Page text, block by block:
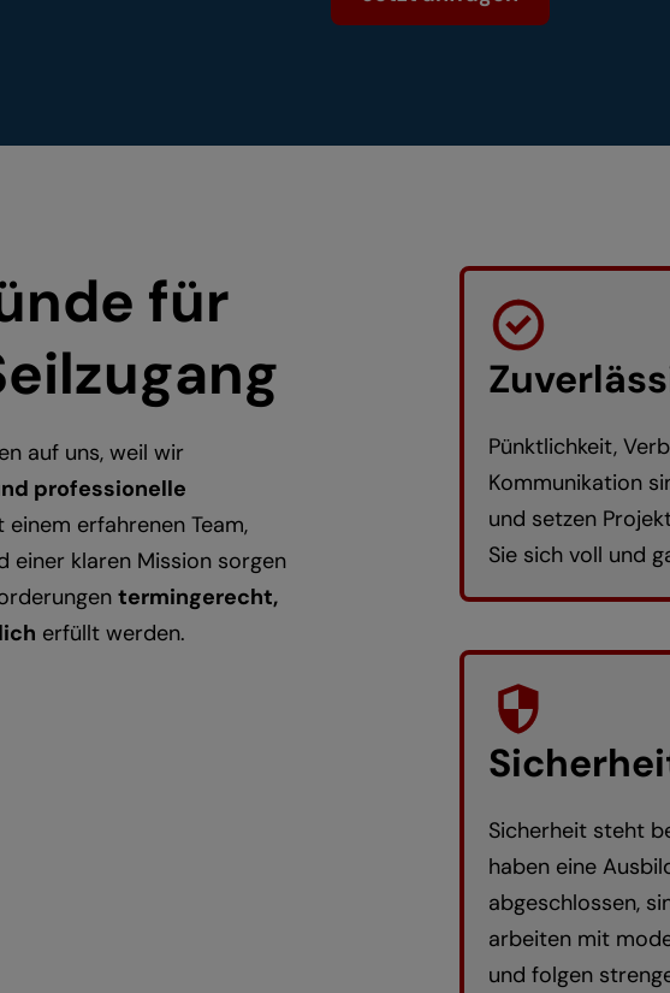
für
auf uns, weil wir
professionelle
einem erfahrenen Team,
einer klaren Mission sorgen
termingerecht,
erfüllt werden.
Pünktlichkeit,
Kommunikation
und setzen
Sie sich voll und
Sicherheit steht
haben eine
abgeschlossen,
arbeiten mit
und folgen